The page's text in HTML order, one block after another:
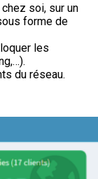
soi, sur un
forme de
les
du réseau.